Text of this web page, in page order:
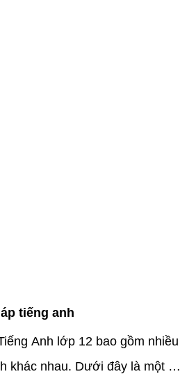
tiếng anh
Anh lớp 12 bao gồm nhiều
khác nhau. Dưới đây là một số